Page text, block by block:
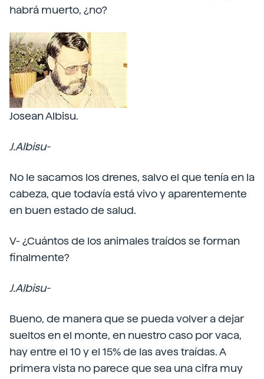
habrá muerto, ¿no?
Josean Albisu.
J.Albisu-
No le sacamos los drenes, salvo el que tenía en la
cabeza, que todavía está vivo y aparentemente
en buen estado de salud.
V- ¿Cuántos de los animales traídos se forman
finalmente?
J.Albisu-
Bueno, de manera que se pueda volver a dejar
sueltos en el monte, en nuestro caso por vaca,
hay entre el 10 y el 15% de las aves traídas. A
primera vista no parece que sea una cifra muy